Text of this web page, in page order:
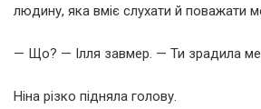
людину, яка вміє слухати й поважати
— Що? — Ілля завмер. — Ти зрадила
Ніна різко підняла голову.